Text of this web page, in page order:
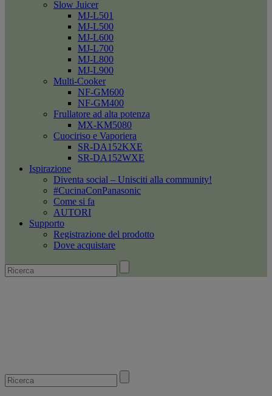
Slow Juicer
MJ-L501
MJ-L500
MJ-L600
MJ-L700
MJ-L800
MJ-L900
Multi-Cooker
NF-GM600
NF-GM400
Frullatore ad alta potenza
MX-KM5080
Cuociriso e Vaporiera
SR-DA152KXE
SR-DA152WXE
Ispirazione
Diventa social – Unisciti alla community!
#CucinaConPanasonic
Come si fa
AUTORI
Supporto
Registrazione del prodotto
Dove acquistare